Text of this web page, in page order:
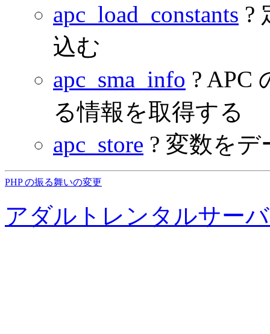
apc_load_constants ?
込む
apc_sma_info ? APC
る情報を取得する
apc_store ? 変数を
PHP の振る舞いの変更
アダルトレンタルサー